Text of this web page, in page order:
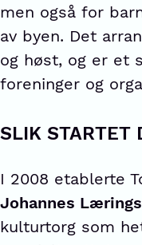
men også for
av byen. Det
og høst, og er et
foreninger og
SLIK STARTET
I 2008 etablerte
Johannes
kulturtorg som